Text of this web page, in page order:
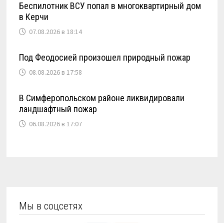
Беспилотник ВСУ попал в многоквартирный дом
в Керчи
07.08.2026 в 18:14
Под Феодосией произошел природный пожар
08.08.2026 в 17:58
В Симферопольском районе ликвидировали
ландшафтный пожар
06.08.2026 в 17:07
Мы в соцсетях